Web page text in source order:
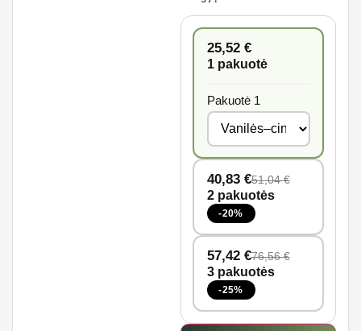
1 pakuotė
25,52 €
Pakuotė 1
2 pakuotės
-20%
40,83 €51,04€
3 pakuotės
-25%
57,42 €76,56€